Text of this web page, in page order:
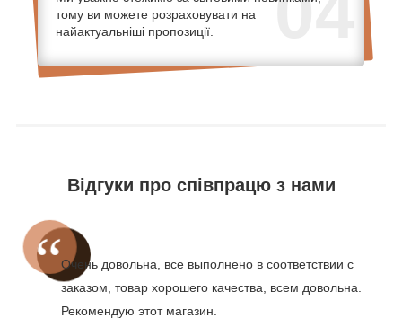
тому ви можете розраховувати на
найактуальніші пропозиції.
Відгуки про співпрацю з нами
Очень довольна, все выполнено в соответствии с
заказом, товар хорошего качества, всем довольна.
Рекомендую этот магазин.